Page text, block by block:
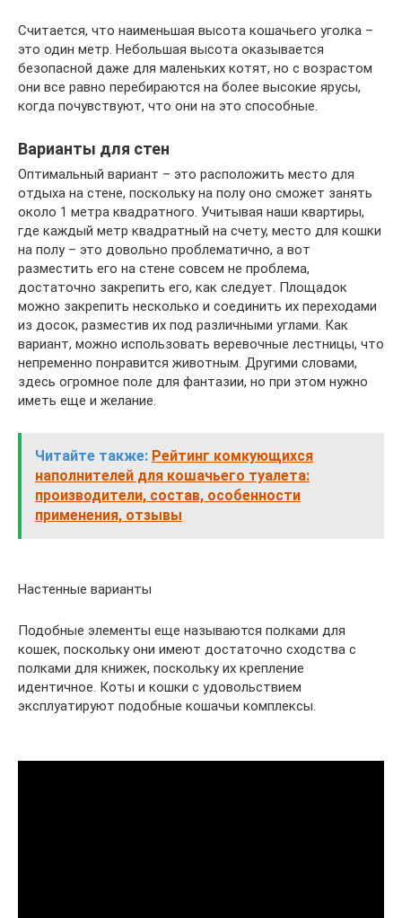
Считается, что наименьшая высота кошачьего уголка –
это один метр. Небольшая высота оказывается
безопасной даже для маленьких котят, но с возрастом
они все равно перебираются на более высокие ярусы,
когда почувствуют, что они на это способные.
Варианты для стен
Оптимальный вариант – это расположить место для
отдыха на стене, поскольку на полу оно сможет занять
около 1 метра квадратного. Учитывая наши квартиры,
где каждый метр квадратный на счету, место для кошки
на полу – это довольно проблематично, а вот
разместить его на стене совсем не проблема,
достаточно закрепить его, как следует. Площадок
можно закрепить несколько и соединить их переходами
из досок, разместив их под различными углами. Как
вариант, можно использовать веревочные лестницы, что
непременно понравится животным. Другими словами,
здесь огромное поле для фантазии, но при этом нужно
иметь еще и желание.
Читайте также: Рейтинг комкующихся
наполнителей для кошачьего туалета:
производители, состав, особенности
применения, отзывы
Настенные варианты
Подобные элементы еще называются полками для
кошек, поскольку они имеют достаточно сходства с
полками для книжек, поскольку их крепление
идентичное. Коты и кошки с удовольствием
эксплуатируют подобные кошачьи комплексы.